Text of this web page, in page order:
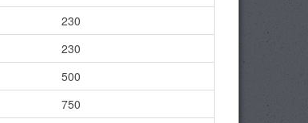
230
230
500
750